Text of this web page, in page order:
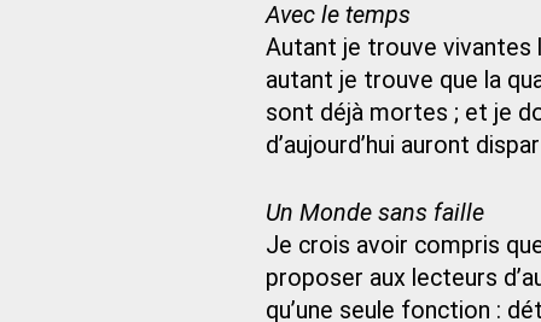
Avec le temps
Autant je trouve vivantes
autant je trouve que la
sont déjà mortes ; et je
d’aujourd’hui auront
Un Monde sans faille
Je crois avoir compris
proposer aux lecteurs
qu’une seule fonction :